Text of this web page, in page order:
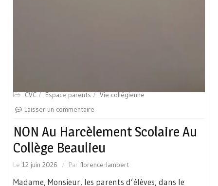
CVC Espace parents
Vie collégienne
Laisser un commentaire
NON Au Harcèlement Scolaire Au
Collège Beaulieu
Le 12 juin 2026 Par florence-lambert
Madame, Monsieur, les parents d’élèves, dans le